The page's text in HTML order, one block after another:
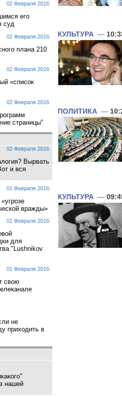
02 Февраля 2016
его
суд
02 Февраля 2016
плана 210
02 Февраля 2016
«список
02 Февраля 2016
страницы"
02 Февраля 2016
Вырвать
и вся
01 Февраля 2016
вражды»
01 Февраля 2016
для
"Lushnikov
01 Февраля 2016
свою
не
приходить в
нашей
КУЛЬТУРА —
ПОЛИТИКА —
КУЛЬТУРА —